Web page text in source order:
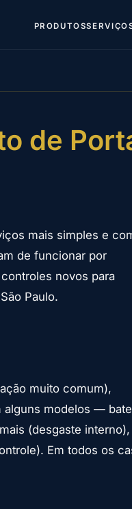
PRODUTOS
de
mais simples e
de funcionar por
novos para
Paulo.
muito comum),
alguns modelos —
(desgaste interno),
Em todos os